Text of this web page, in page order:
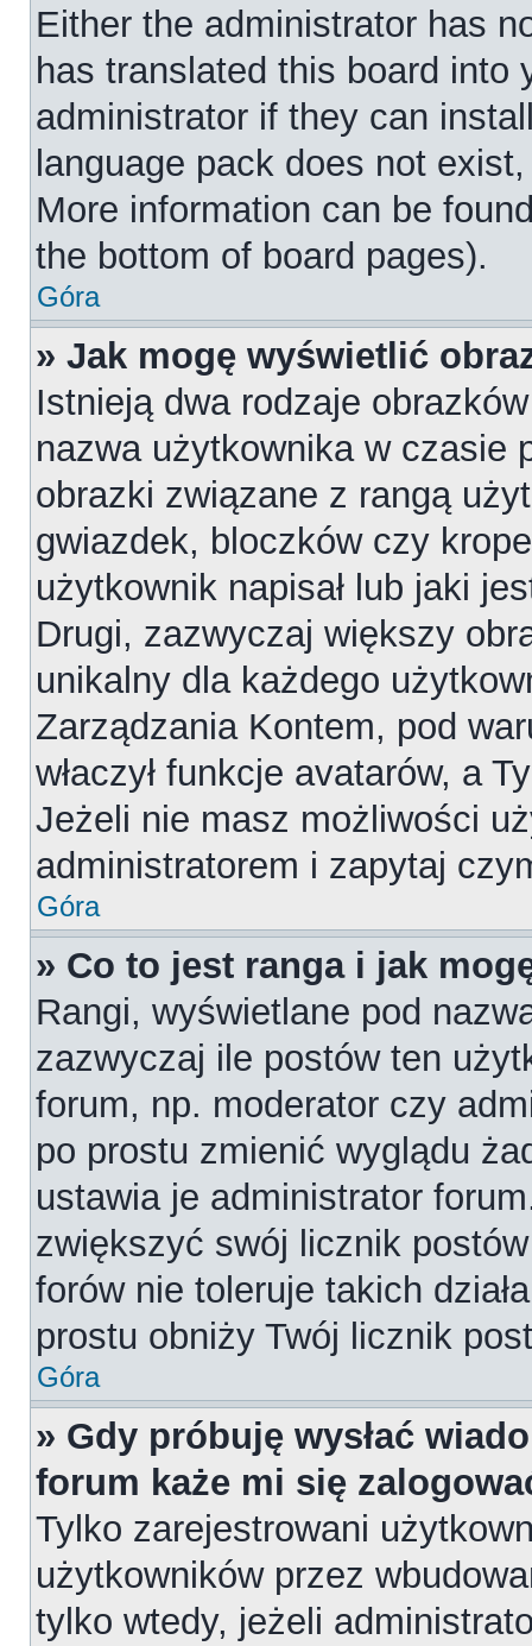
Either the administrator has
has translated this board into
administrator if they can
language pack does not
More information can be
the bottom of board pages).
Góra
» Jak mogę wyświetlić
Istnieją dwa rodzaje
nazwa użytkownika w czasie
obrazki związane z rangą
gwiazdek, bloczków czy
użytkownik napisał lub jaki
Drugi, zazwyczaj większy
unikalny dla każdego
Zarządzania Kontem, pod
właczył funkcje avatarów, a
Jeżeli nie masz możliwości
administratorem i zapytaj
Góra
» Co to jest ranga i jak
Rangi, wyświetlane pod
zazwyczaj ile postów ten
forum, np. moderator czy
po prostu zmienić wyglądu
ustawia je administrator
zwiększyć swój licznik
forów nie toleruje takich
prostu obniży Twój licznik
Góra
» Gdy próbuję wysłać
forum każe mi się
Tylko zarejestrowani
użytkowników przez
tylko wtedy, jeżeli